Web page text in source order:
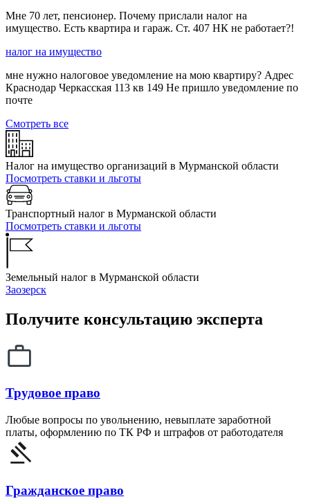
Мне 70 лет, пенсионер. Почему прислали налог на
имущество. Есть квартира и гараж. Ст. 407 НК не работает?!
налог на имущество
мне нужно налоговое уведомление на мою квартиру? Адрес
Краснодар Черкасская 113 кв 149 Не пришло уведомление по
почте
Смотреть все
Налог на имущество организаций в Мурманской области
Посмотреть ставки и льготы
Транспортный налог в Мурманской области
Посмотреть ставки и льготы
Земельный налог в Мурманской области
Заозерск
Получите консультацию эксперта
Трудовое право
Любые вопросы по увольнению, невыплате заработной
платы, оформлению по ТК РФ и штрафов от работодателя
Гражданское право